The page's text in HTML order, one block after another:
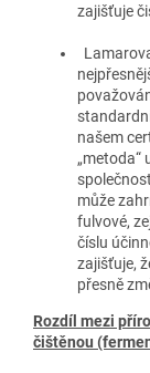
zajišťuje
našem
„metoda“
může
fulvové,
číslu
zajišťuje,
přesně
Rozdíl mezi
čištěnou